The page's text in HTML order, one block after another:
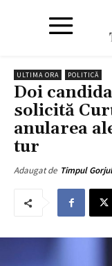
ULTIMA ORA POLITICĂ
Doi
solicită
anularea
tur
Adaugat de Timpul